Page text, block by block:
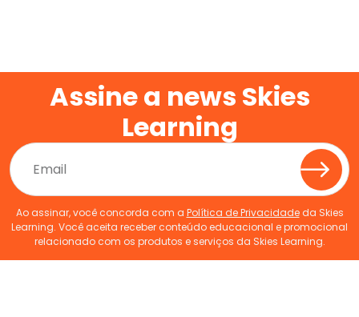
Assine a news Skies
Learning
Ao assinar, você concorda com a Política de Privacidadeda Skies
Learning. Você aceita receber conteúdo educacional e promocional
relacionado com os produtos e serviços da Skies Learning.